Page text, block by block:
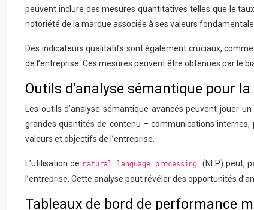
peuvent inclure des mesures quantitatives telles que le
notoriété de la marque associée à ses valeurs
Des indicateurs qualitatifs sont également cruciaux,
de l’entreprise. Ces mesures peuvent être obtenues par le
Outils d’analyse sémantique pour
Les outils d’analyse sémantique avancés peuvent jouer
grandes quantités de contenu – communications
valeurs et objectifs de l’entreprise.
L’utilisation de natural language processing (NLP) peut,
l’entreprise. Cette analyse peut révéler des opportunités
Tableaux de bord de performance